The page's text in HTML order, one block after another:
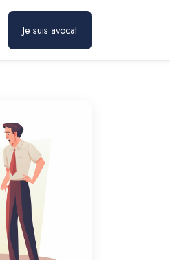
Je suis avocat